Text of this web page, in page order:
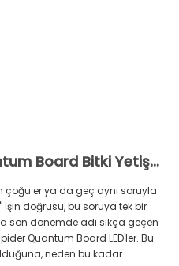
Samsung Spider Quantum Board Bitki Yetiştirme LED’i Nedir? Avantajları ve Kullanım Alanları
çoğu er ya da geç aynı soruyla
İşin doğrusu, bu soruya tek bir
son dönemde adı sıkça geçen
Quantum Board LED'ler. Bu
neden bu kadar